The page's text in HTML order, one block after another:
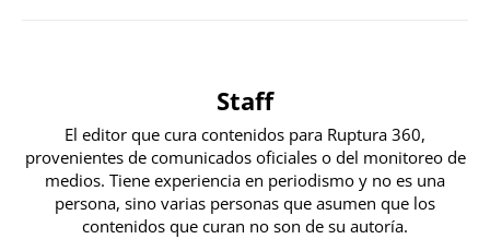
Staff
El editor que cura contenidos para Ruptura 360,
provenientes de comunicados oficiales o del monitoreo de
medios. Tiene experiencia en periodismo y no es una
persona, sino varias personas que asumen que los
contenidos que curan no son de su autoría.